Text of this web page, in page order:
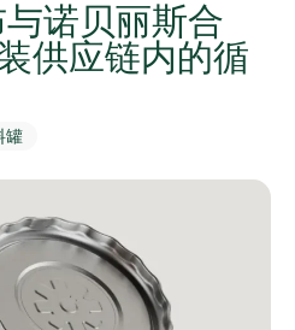
诺贝丽斯合
供应链内的循
罐